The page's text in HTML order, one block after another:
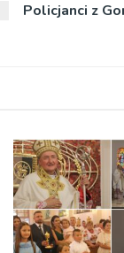
Policjanci z